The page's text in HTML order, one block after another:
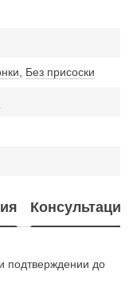
Без присоски
Консультация
подтверждении до